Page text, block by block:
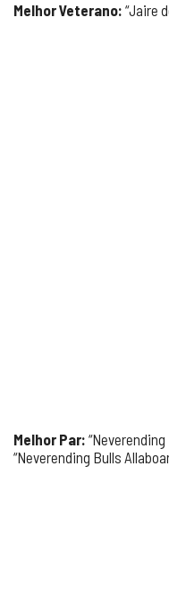
Melhor Veterano: “Jaire
Melhor Par:
“Neverending Bulls